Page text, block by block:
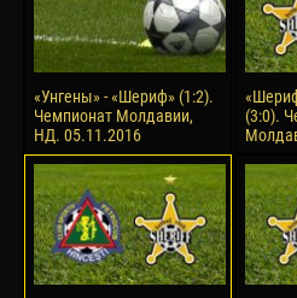
«Унгены» - «Шериф» (1:2).
Чемпионат Молдавии,
НД. 05.11.2016
(3:0).